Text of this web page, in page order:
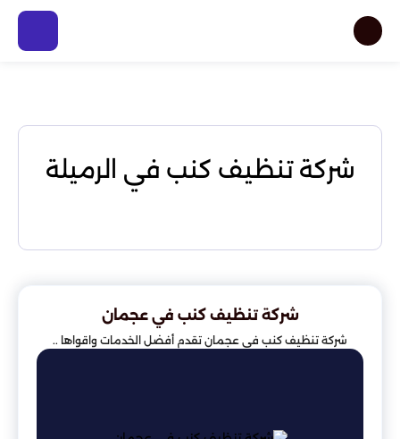
شركة تنظيف كنب في الرميلة
شركة تنظيف كنب في عجمان
شركة تنظيف كنب في عجمان تقدم أفضل الخدمات واقواها ..